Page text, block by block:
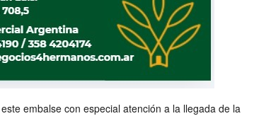
embalse con especial atención a la llegada de la